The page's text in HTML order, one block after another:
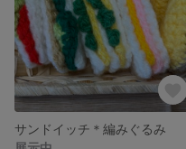
サンドイッチ＊編みぐるみ